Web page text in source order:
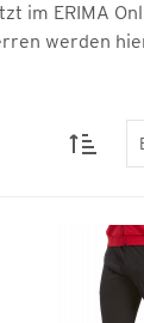
im ERIMA
werden